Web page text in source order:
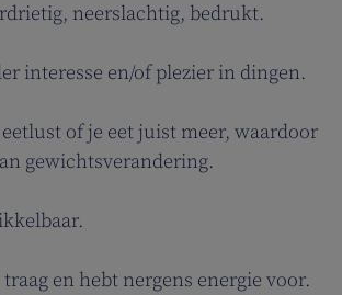
neerslachtig, bedrukt.
interesse en/of plezier in dingen.
eetlust of je eet juist meer, waardoor
gewichtsverandering.
en hebt nergens energie voor.